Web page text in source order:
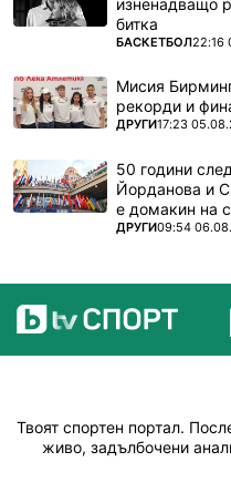
битка
ПОВЕЧЕ ОТ
БАСКЕТБОЛ22:16
Мисия
рекорди и
ПОВЕЧЕ ОТ
ДРУГИ17:23
50 години
Йорданова и
е домакин на
ПОВЕЧЕ ОТ
ДРУГИ09:54
Твоят спортен портал.
живо, задълбочени